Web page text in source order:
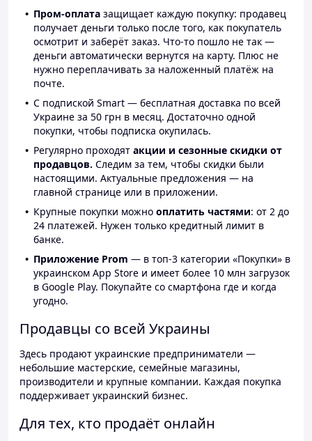
Пром-оплата защищает каждую покупку: продавец
получает деньги только после того, как покупатель
осмотрит и заберёт заказ. Что-то пошло не так —
деньги автоматически вернутся на карту. Плюс не
нужно переплачивать за наложенный платёж на
почте.
С подпиской Smart — бесплатная доставка по всей
Украине за 50 грн в месяц. Достаточно одной
покупки, чтобы подписка окупилась.
Регулярно проходят акции и сезонные скидки от
продавцов. Следим за тем, чтобы скидки были
настоящими. Актуальные предложения — на
главной странице или в приложении.
Крупные покупки можно оплатить частями: от 2 до
24 платежей. Нужен только кредитный лимит в
банке.
Приложение Prom — в топ-3 категории «Покупки» в
украинском App Store и имеет более 10 млн загрузок
в Google Play. Покупайте со смартфона где и когда
угодно.
Продавцы со всей Украины
Здесь продают украинские предприниматели —
небольшие мастерские, семейные магазины,
производители и крупные компании. Каждая покупка
поддерживает украинский бизнес.
Для тех, кто продаёт онлайн